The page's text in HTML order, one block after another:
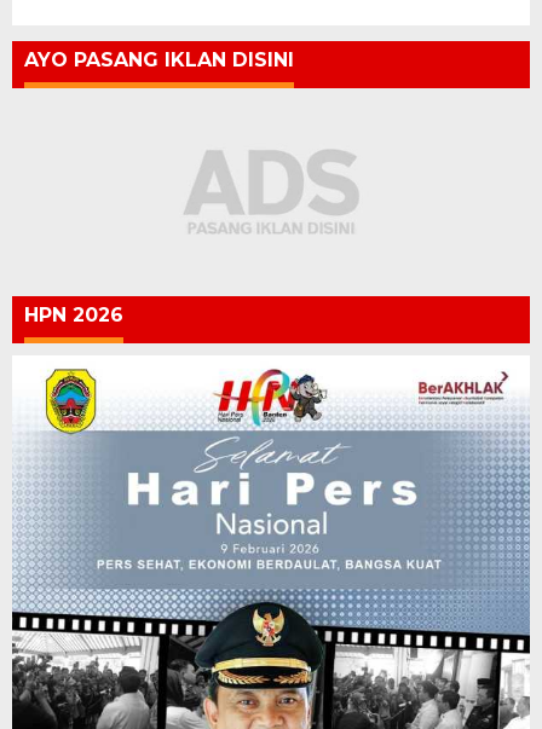
AYO PASANG IKLAN DISINI
HPN 2026